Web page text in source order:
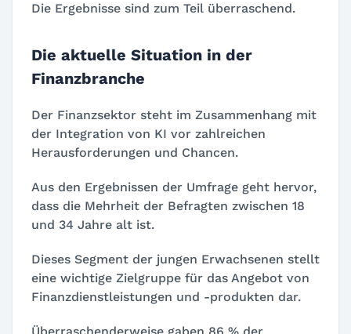
Die Ergebnisse sind zum Teil überraschend.
Die aktuelle Situation in der
Finanzbranche
Der Finanzsektor steht im Zusammenhang mit
der Integration von KI vor zahlreichen
Herausforderungen und Chancen.
Aus den Ergebnissen der Umfrage geht hervor,
dass die Mehrheit der Befragten zwischen 18
und 34 Jahre alt ist.
Dieses Segment der jungen Erwachsenen stellt
eine wichtige Zielgruppe für das Angebot von
Finanzdienstleistungen und -produkten dar.